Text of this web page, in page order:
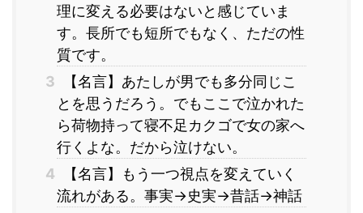
理に変える必要はないと感じていま
す。長所でも短所でもなく、ただの性
質です。
3
【名言】あたしが男でも多分同じこ
とを思うだろう。でもここで泣かれた
ら荷物持って寝不足カクゴで女の家へ
行くよな。だから泣けない。
4
【名言】もう一つ視点を変えていく
流れがある。事実→史実→昔話→神話